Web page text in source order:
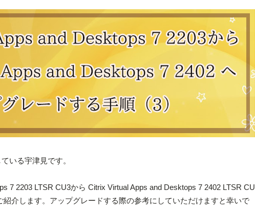
いる宇津見です。
7 2203 LTSR CU3から Citrix Virtual Apps and Desktops 7 2402 LTSR CU
介します。アップグレードする際の参考にしていただけますと幸いで